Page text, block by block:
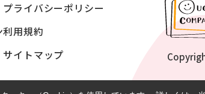
ダックス右京さがの店
プライバシーポリシー
利用規約
サイトマップ